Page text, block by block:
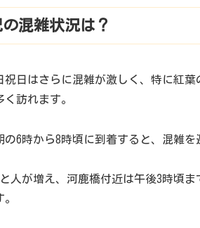
混雑状況は？
祝日はさらに混雑が激しく、特に紅
訪れます。
の6時から8時頃に到着すると、混雑
人が増え、河鹿橋付近は午後3時頃